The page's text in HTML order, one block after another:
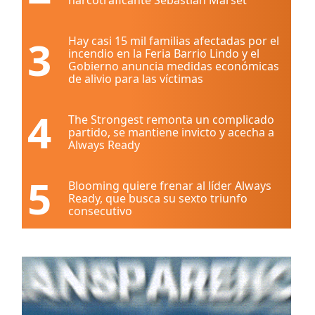
3
Hay casi 15 mil familias afectadas por el
incendio en la Feria Barrio Lindo y el
Gobierno anuncia medidas económicas
de alivio para las víctimas
4
The Strongest remonta un complicado
partido, se mantiene invicto y acecha a
Always Ready
5
Blooming quiere frenar al líder Always
Ready, que busca su sexto triunfo
consecutivo